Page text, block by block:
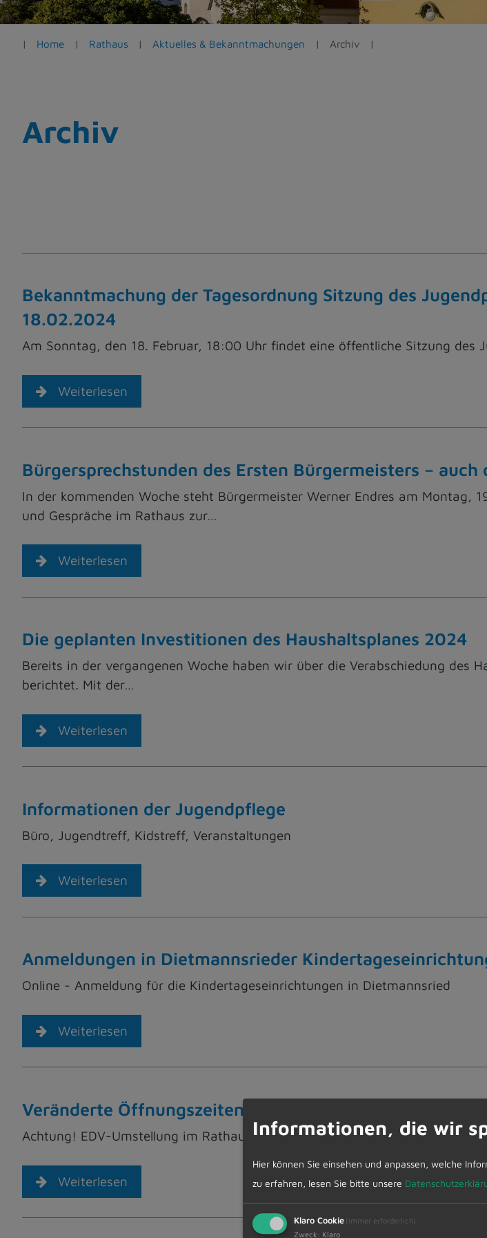
e
n
Home Rathaus Aktuelles & Bekanntmachungen Archiv
Archiv
Bekanntmachung der Tagesordnung Sitzung des
18.02.2024
Am Sonntag, den 18. Februar, 18:00 Uhr findet eine öffentliche Sitzung des
Weiterlesen
Bürgersprechstunden des Ersten Bürgermeisters –
In der kommenden Woche steht Bürgermeister Werner Endres am Montag,
und Gespräche im Rathaus zur…
Weiterlesen
Die geplanten Investitionen des Haushaltsplanes 2024
Bereits in der vergangenen Woche haben wir über die Verabschiedung des
berichtet. Mit der…
Weiterlesen
Informationen der Jugendpflege
Büro, Jugendtreff, Kidstreff, Veranstaltungen
Weiterlesen
Anmeldungen in Dietmannsrieder
Online - Anmeldung für die Kindertageseinrichtungen in Dietmannsried
Weiterlesen
Veränderte Öffnungszeiten im Rathaus Dietmannsried /
Achtung! EDV-Umstellung im Rathaus
Weiterlesen
Informationen, die wir
Hier können Sie einsehen und anpassen, welche
zu erfahren, lesen Sie bitte unsere
Klaro Cookie (immer erforderlich)
Zweck : Klaro